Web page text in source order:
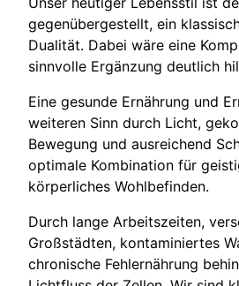
gegenübergestellt, ein
Dualität. Dabei wäre eine
sinnvolle Ergänzung deutlich
Eine gesunde Ernährung und
weiteren Sinn durch Licht,
Bewegung und ausreichend
optimale Kombination für
körperliches Wohlbefinden.
Durch lange Arbeitszeiten,
Großstädten, kontaminiertes
chronische Fehlernährung